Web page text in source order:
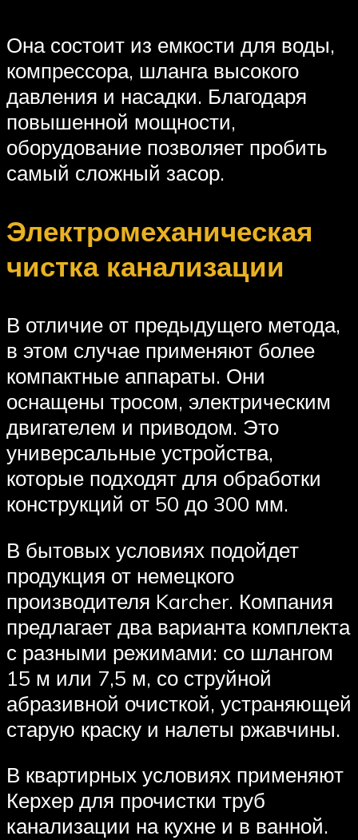
Она состоит из емкости для воды,
компрессора, шланга высокого
давления и насадки. Благодаря
повышенной мощности,
оборудование позволяет пробить
самый сложный засор.
Электромеханическая
чистка канализации
В отличие от предыдущего метода,
в этом случае применяют более
компактные аппараты. Они
оснащены тросом, электрическим
двигателем и приводом. Это
универсальные устройства,
которые подходят для обработки
конструкций от 50 до 300 мм.
В бытовых условиях подойдет
продукция от немецкого
производителя Karcher. Компания
предлагает два варианта комплекта
с разными режимами: со шлангом
15 м или 7,5 м, со струйной
абразивной очисткой, устраняющей
старую краску и налеты ржавчины.
В квартирных условиях применяют
Керхер для прочистки труб
канализации на кухне и в ванной.